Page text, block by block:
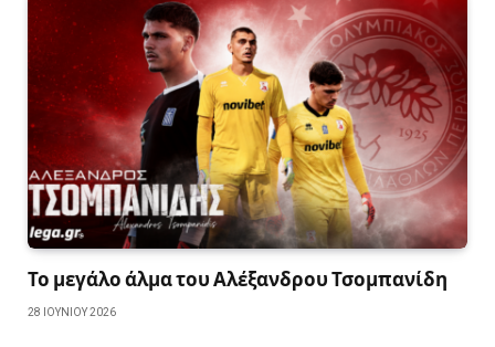
Το μεγάλο άλμα του Αλέξανδρου Τσομπανίδη
28 ΙΟΥΝΊΟΥ 2026